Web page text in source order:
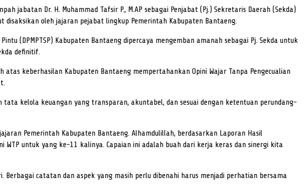
jabatan Dr. H. Muhammad Tafsir P., M.AP sebagai Penjabat (Pj.) Sekretaris Daerah (Sekda)
disaksikan oleh jajaran pejabat lingkup Pemerintah Kabupaten Bantaeng.
(DPMPTSP) Kabupaten Bantaeng dipercaya mengemban amanah sebagai Pj. Sekda untuk
definitif.
keberhasilan Kabupaten Bantaeng mempertahankan Opini Wajar Tanpa Pengecualian
kelola keuangan yang transparan, akuntabel, dan sesuai dengan ketentuan perundang-
Pemerintah Kabupaten Bantaeng. Alhamdulillah, berdasarkan Laporan Hasil
WTP untuk yang ke-11 kalinya. Capaian ini adalah buah dari kerja keras dan sinergi kita
catatan dan aspek yang masih perlu dibenahi harus menjadi perhatian bersama